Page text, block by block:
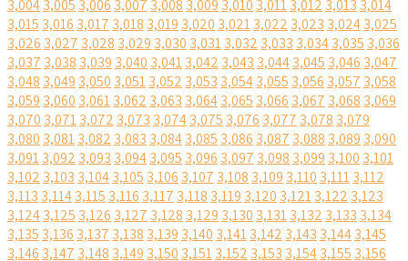
3,0043,005 3,006 3,007 3,008 3,009 3,010 3,0113,012 3,013 3,014
3,015 3,016 3,017 3,018 3,019 3,020 3,0213,022 3,023 3,0243,025
3,026 3,027 3,028 3,029 3,030 3,0313,032 3,033 3,0343,035 3,036
3,037 3,038 3,039 3,040 3,0413,042 3,043 3,0443,045 3,046 3,047
3,048 3,049 3,050 3,0513,052 3,053 3,0543,055 3,056 3,057 3,058
3,059 3,060 3,0613,062 3,063 3,0643,065 3,066 3,067 3,068 3,069
3,070 3,0713,072 3,073 3,0743,075 3,076 3,077 3,078 3,079
3,080 3,0813,082 3,083 3,0843,085 3,086 3,087 3,088 3,089 3,090
3,0913,092 3,093 3,0943,095 3,096 3,097 3,098 3,099 3,100 3,101
3,102 3,103 3,1043,105 3,106 3,107 3,108 3,109 3,110 3,1113,112
3,113 3,1143,115 3,116 3,117 3,118 3,119 3,120 3,1213,122 3,123
3,1243,125 3,126 3,127 3,128 3,129 3,130 3,1313,132 3,133 3,134
3,135 3,136 3,137 3,138 3,139 3,140 3,1413,142 3,143 3,1443,145
3,146 3,147 3,148 3,149 3,150 3,1513,152 3,153 3,1543,155 3,156